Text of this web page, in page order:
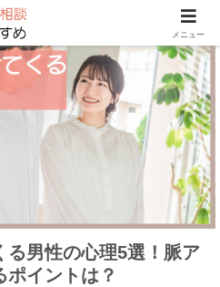
る男性の心理5選！脈ア
ポイントは？
メニュー